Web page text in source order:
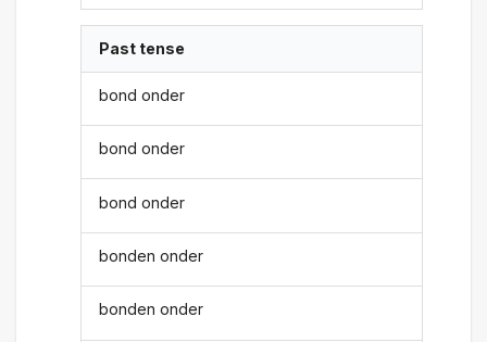
Past tense
bond onder
bond onder
bond onder
bonden onder
bonden onder